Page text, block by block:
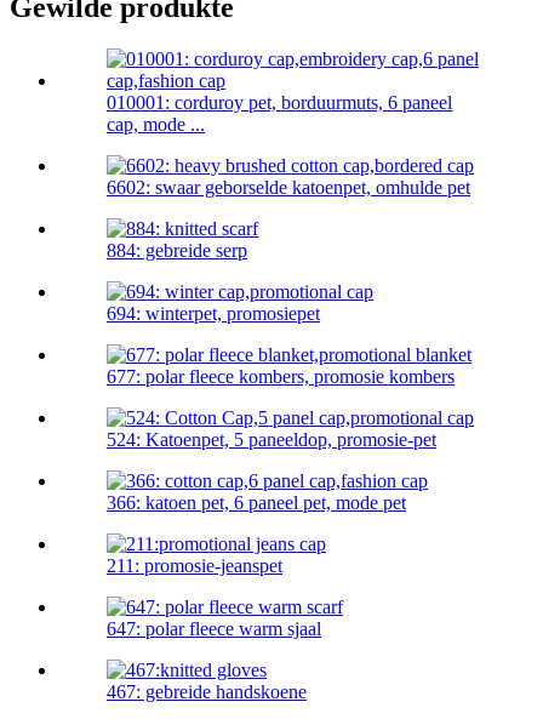
Gewilde produkte
010001: corduroy pet, borduurmuts, 6 paneel
cap, mode ...
6602: swaar geborselde katoenpet, omhulde pet
884: gebreide serp
694: winterpet, promosiepet
677: polar fleece kombers, promosie kombers
524: Katoenpet, 5 paneeldop, promosie-pet
366: katoen pet, 6 paneel pet, mode pet
211: promosie-jeanspet
647: polar fleece warm sjaal
467: gebreide handskoene